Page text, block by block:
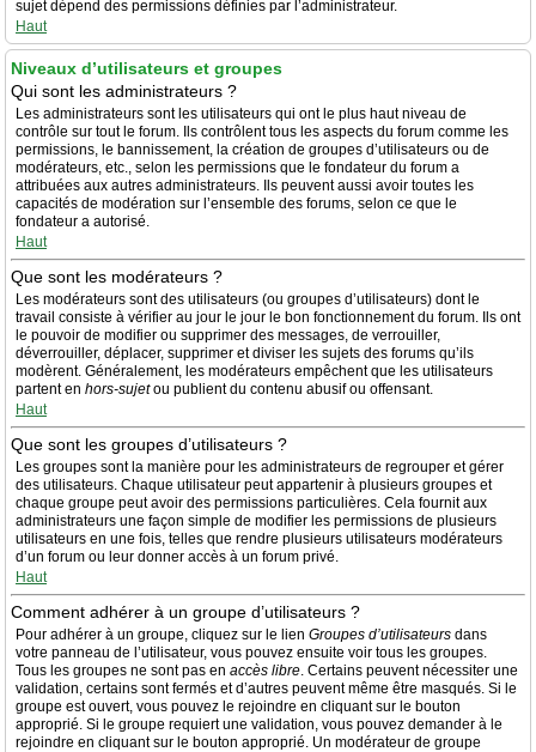
sujet dépend des permissions définies par l’administrateur.
Haut
Niveaux d’utilisateurs et groupes
Qui sont les administrateurs ?
Les administrateurs sont les utilisateurs qui ont le plus haut niveau de
contrôle sur tout le forum. Ils contrôlent tous les aspects du forum comme les
permissions, le bannissement, la création de groupes d’utilisateurs ou de
modérateurs, etc., selon les permissions que le fondateur du forum a
attribuées aux autres administrateurs. Ils peuvent aussi avoir toutes les
capacités de modération sur l’ensemble des forums, selon ce que le
fondateur a autorisé.
Haut
Que sont les modérateurs ?
Les modérateurs sont des utilisateurs (ou groupes d’utilisateurs) dont le
travail consiste à vérifier au jour le jour le bon fonctionnement du forum. Ils ont
le pouvoir de modifier ou supprimer des messages, de verrouiller,
déverrouiller, déplacer, supprimer et diviser les sujets des forums qu’ils
modèrent. Généralement, les modérateurs empêchent que les utilisateurs
partent en hors-sujetou publient du contenu abusif ou offensant.
Haut
Que sont les groupes d’utilisateurs ?
Les groupes sont la manière pour les administrateurs de regrouper et gérer
des utilisateurs. Chaque utilisateur peut appartenir à plusieurs groupes et
chaque groupe peut avoir des permissions particulières. Cela fournit aux
administrateurs une façon simple de modifier les permissions de plusieurs
utilisateurs en une fois, telles que rendre plusieurs utilisateurs modérateurs
d’un forum ou leur donner accès à un forum privé.
Haut
Comment adhérer à un groupe d’utilisateurs ?
Pour adhérer à un groupe, cliquez sur le lien Groupes d’utilisateurs dans
votre panneau de l’utilisateur, vous pouvez ensuite voir tous les groupes.
Tous les groupes ne sont pas en accès libre. Certains peuvent nécessiter une
validation, certains sont fermés et d’autres peuvent même être masqués. Si le
groupe est ouvert, vous pouvez le rejoindre en cliquant sur le bouton
approprié. Si le groupe requiert une validation, vous pouvez demander à le
rejoindre en cliquant sur le bouton approprié. Un modérateur de groupe